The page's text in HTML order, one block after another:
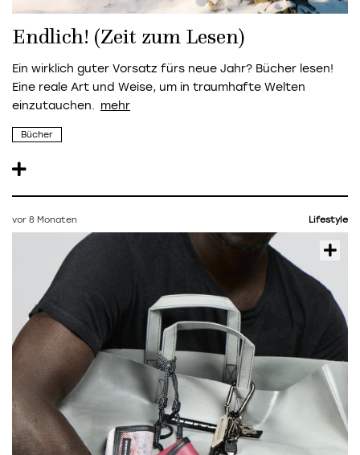
Endlich! (Zeit zum Lesen)
Ein wirklich guter Vorsatz fürs neue Jahr? Bücher lesen!
Eine reale Art und Weise, um in traumhafte Welten
einzutauchen.
Bücher
vor 8 Monaten Lifestyle